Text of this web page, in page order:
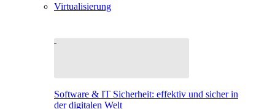
Virtualisierung
Software & IT Sicherheit: effektiv und sicher in
der digitalen Welt